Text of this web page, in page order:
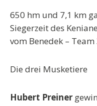
650 hm und 7,1 km
Siegerzeit des
vom Benedek – Team
Die drei Musketiere
Hubert Preiner